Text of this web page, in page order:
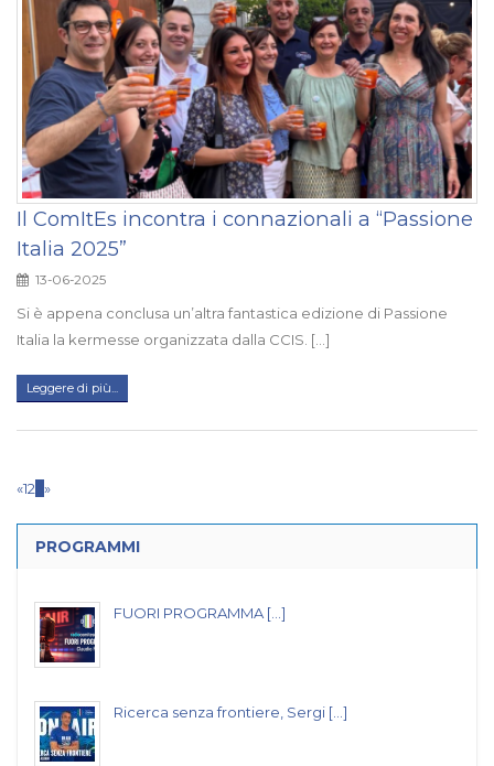
Il ComItEs incontra i connazionali a “Passione
Italia 2025”
13-06-2025
Si è appena conclusa un’altra fantastica edizione di Passione
Italia la kermesse organizzata dalla CCIS. [...]
Leggere di più...
«12 »
PROGRAMMI
FUORI PROGRAMMA [...]
Ricerca senza frontiere, Sergi [...]